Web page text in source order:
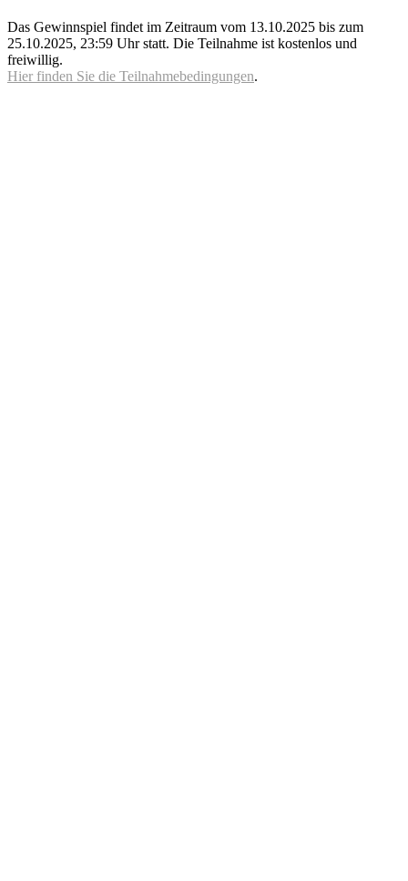
Das Gewinnspiel findet im Zeitraum vom 13.10.2025 bis zum
25.10.2025, 23:59 Uhr statt. Die Teilnahme ist kostenlos und
freiwillig.
Hier finden Sie die Teilnahmebedingungen.